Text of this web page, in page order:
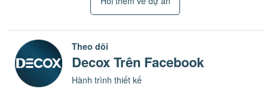
Theo dõi
Decox Trên Facebook
Hành trình thiết kế